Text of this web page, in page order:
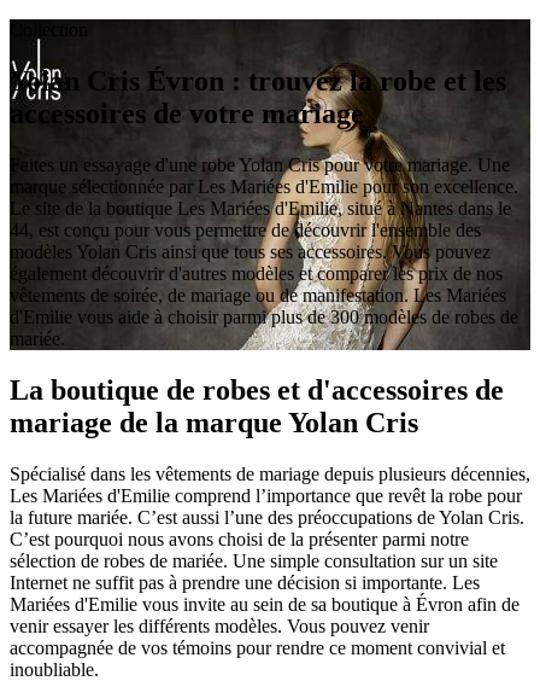
Yolan Cris Évron : trouvez la robe et les
accessoires de votre mariage
Faites un essayage d'une robe Yolan Cris pour votre mariage. Une
marque sélectionnée par Les Mariées d'Emilie pour son excellence.
Le site de la boutique Les Mariées d'Emilie, situé à Nantes dans le
44, est conçu pour vous permettre de découvrir l'ensemble des
modèles Yolan Cris ainsi que tous ses accessoires. Vous pouvez
également découvrir d'autres modèles et comparer les prix de nos
vêtements de soirée, de mariage ou de manifestation. Les Mariées
d'Emilie vous aide à choisir parmi plus de 300 modèles de robes de
mariée.
La boutique de robes et d'accessoires de
mariage de la marque Yolan Cris
Spécialisé dans les vêtements de mariage depuis plusieurs décennies,
Les Mariées d'Emilie comprend l’importance que revêt la robe pour
la future mariée. C’est aussi l’une des préoccupations de Yolan Cris.
C’est pourquoi nous avons choisi de la présenter parmi notre
sélection de robes de mariée. Une simple consultation sur un site
Internet ne suffit pas à prendre une décision si importante. Les
Mariées d'Emilie vous invite au sein de sa boutique à Évron afin de
venir essayer les différents modèles. Vous pouvez venir
accompagnée de vos témoins pour rendre ce moment convivial et
inoubliable.